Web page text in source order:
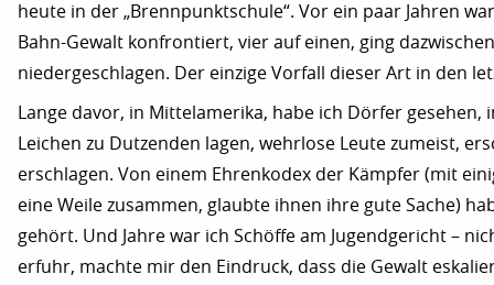
heute in der „Brennpunktschule“. Vor ein paar Jahren
Bahn-Gewalt konfrontiert, vier auf einen, ging
niedergeschlagen. Der einzige Vorfall dieser Art in den
Lange davor, in Mittelamerika, habe ich Dörfer gesehen,
Leichen zu Dutzenden lagen, wehrlose Leute zumeist,
erschlagen. Von einem Ehrenkodex der Kämpfer (mit
eine Weile zusammen, glaubte ihnen ihre gute Sache)
gehört. Und Jahre war ich Schöffe am Jugendgericht –
erfuhr, machte mir den Eindruck, dass die Gewalt